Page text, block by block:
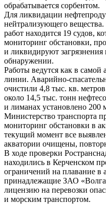
обрабатывается сорбентом.
Для ликвидации
нейтрализующего
работ находится 19 судов,
мониторинг обстановки,
и ликвидируют
обнаружении.
Работы ведутся как в самой
линии. Аварийно-
очистили 4,8 тыс. кв.
около 14,5 тыс. тонн
и лиманах установлено 200
Министерство транспорта
мониторинг обстановки в
текущий момент все
акватории очищены,
В ходе проверки
находились в Керченском
ограничений на плавание в
принадлежащие ЗАО
лицензию на перевозки
и морским транспортом.